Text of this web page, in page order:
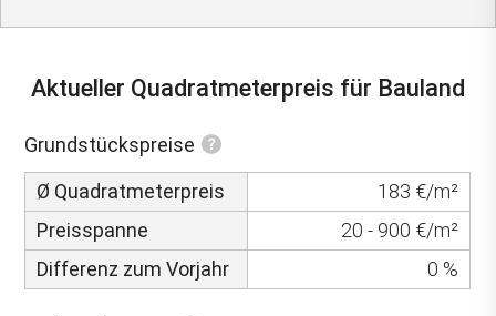
Aktueller Quadratmeterpreis für Bauland
Grundstückspreise
Ø Quadratmeterpreis
183 €/m²
Preisspanne
20 - 900 €/m²
Differenz zum Vorjahr
0 %